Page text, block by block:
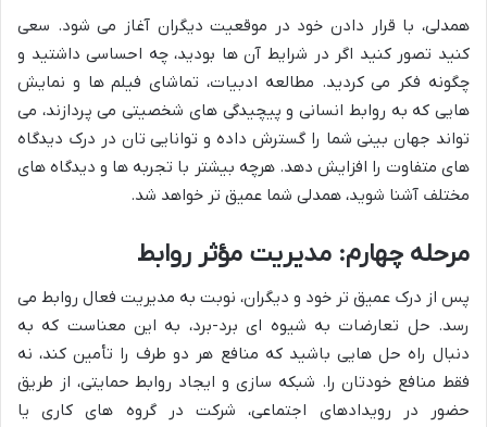
همدلی، با قرار دادن خود در موقعیت دیگران آغاز می شود. سعی
کنید تصور کنید اگر در شرایط آن ها بودید، چه احساسی داشتید و
چگونه فکر می کردید. مطالعه ادبیات، تماشای فیلم ها و نمایش
هایی که به روابط انسانی و پیچیدگی های شخصیتی می پردازند، می
تواند جهان بینی شما را گسترش داده و توانایی تان در درک دیدگاه
های متفاوت را افزایش دهد. هرچه بیشتر با تجربه ها و دیدگاه های
مختلف آشنا شوید، همدلی شما عمیق تر خواهد شد.
مرحله چهارم: مدیریت مؤثر روابط
پس از درک عمیق تر خود و دیگران، نوبت به مدیریت فعال روابط می
رسد. حل تعارضات به شیوه ای برد-برد، به این معناست که به
دنبال راه حل هایی باشید که منافع هر دو طرف را تأمین کند، نه
فقط منافع خودتان را. شبکه سازی و ایجاد روابط حمایتی، از طریق
حضور در رویدادهای اجتماعی، شرکت در گروه های کاری یا